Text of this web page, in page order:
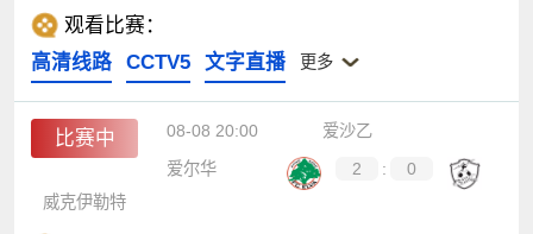
观看比赛：
高清线路
CCTV5 文字直播 更多
比赛中 08-08 20:00
爱沙乙
爱尔华
2 :
0
威克伊勒特